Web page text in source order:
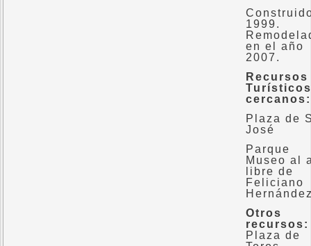
1999.
en el año
2007.
Recursos
Turísticos
cercanos:
Plaza de
José
Parque
Museo al
libre de
Feliciano
Otros
recursos:
Plaza de